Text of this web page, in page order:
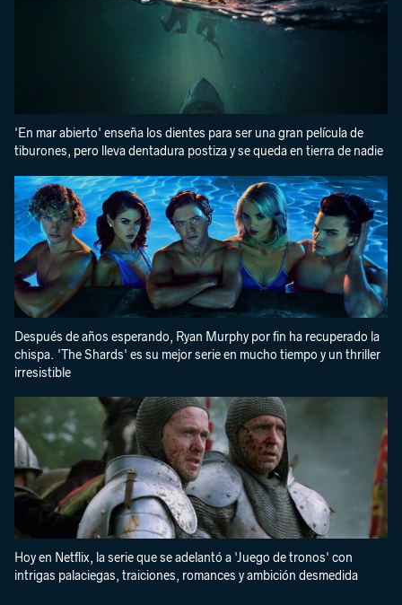
'En mar abierto' enseña los dientes para ser una gran película de
tiburones, pero lleva dentadura postiza y se queda en tierra de nadie
Después de años esperando, Ryan Murphy por fin ha recuperado la
chispa. 'The Shards' es su mejor serie en mucho tiempo y un thriller
irresistible
Hoy en Netflix, la serie que se adelantó a 'Juego de tronos' con
intrigas palaciegas, traiciones, romances y ambición desmedida